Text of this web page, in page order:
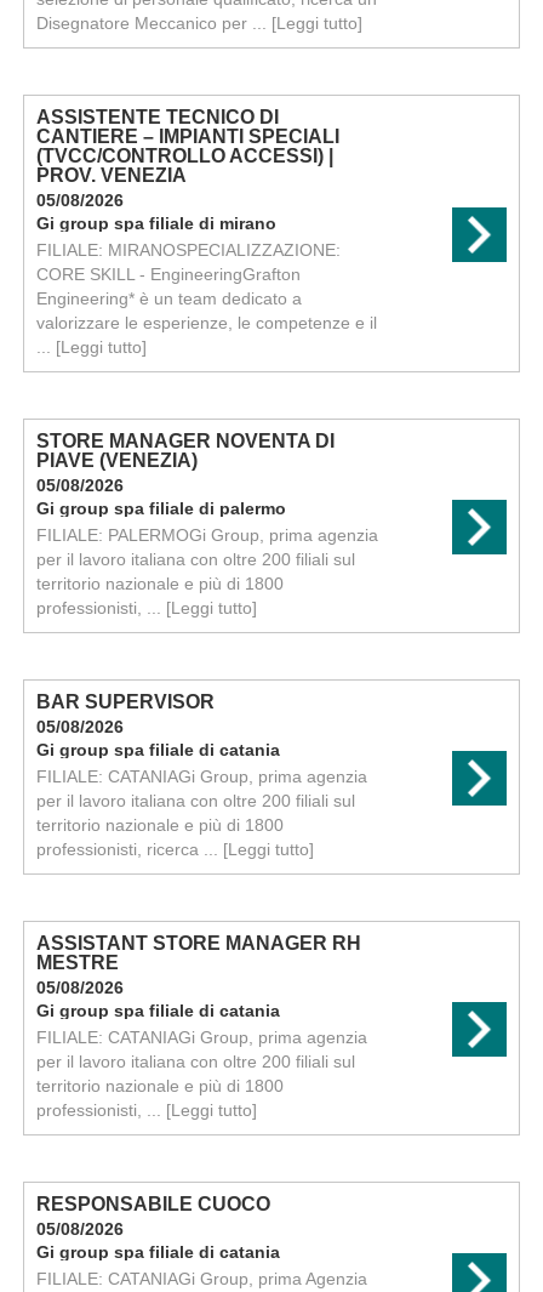
Disegnatore Meccanico per ... [Leggi tutto]
ASSISTENTE TECNICO DI
CANTIERE – IMPIANTI SPECIALI
(TVCC/CONTROLLO ACCESSI) |
PROV. VENEZIA
05/08/2026
Gi group spa filiale di mirano
FILIALE: MIRANOSPECIALIZZAZIONE:
CORE SKILL - EngineeringGrafton
Engineering* è un team dedicato a
valorizzare le esperienze, le competenze e il
[Leggi tutto]
STORE MANAGER NOVENTA DI
PIAVE (VENEZIA)
05/08/2026
Gi group spa filiale di palermo
FILIALE: PALERMOGi Group, prima agenzia
per il lavoro italiana con oltre 200 filiali sul
territorio nazionale e più di 1800
professionisti, ... [Leggi tutto]
BAR SUPERVISOR
05/08/2026
Gi group spa filiale di catania
FILIALE: CATANIAGi Group, prima agenzia
per il lavoro italiana con oltre 200 filiali sul
territorio nazionale e più di 1800
professionisti, ricerca ... [Leggi tutto]
ASSISTANT STORE MANAGER RH
MESTRE
05/08/2026
Gi group spa filiale di catania
FILIALE: CATANIAGi Group, prima agenzia
per il lavoro italiana con oltre 200 filiali sul
territorio nazionale e più di 1800
professionisti, ... [Leggi tutto]
RESPONSABILE CUOCO
05/08/2026
Gi group spa filiale di catania
FILIALE: CATANIAGi Group, prima Agenzia